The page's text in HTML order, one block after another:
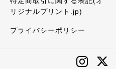
リジナルプリント.jp)
プライバシーポリシー